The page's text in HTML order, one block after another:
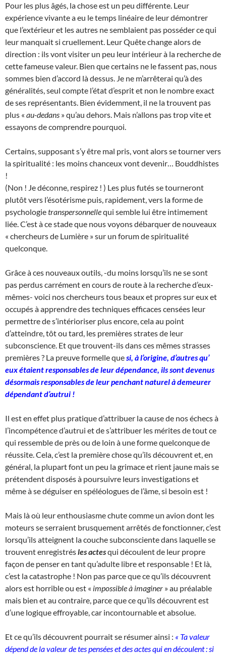
Pour les plus âgés, la chose est un peu différente. Leur
expérience vivante a eu le temps linéaire de leur démontrer
que l’extérieur et les autres ne semblaient pas posséder ce qui
leur manquait si cruellement. Leur Quête change alors de
direction : ils vont visiter un peu leur intérieur à la recherche de
cette fameuse valeur. Bien que certains ne le fassent pas, nous
sommes bien d’accord là dessus. Je ne m’arrêterai qu’à des
généralités, seul compte l’état d’esprit et non le nombre exact
de ses représentants. Bien évidemment, il ne la trouvent pas
plus « au-dedans » qu’au dehors. Mais n’allons pas trop vite et
essayons de comprendre pourquoi.
Certains, supposant s’y être mal pris, vont alors se tourner vers
la spiritualité : les moins chanceux vont devenir… Bouddhistes
!
(Non ! Je déconne, respirez ! ) Les plus futés se tourneront
plutôt vers l’ésotérisme puis, rapidement, vers la forme de
psychologietranspersonnellequi semble lui être intimement
liée. C’est à ce stade que nous voyons débarquer de nouveaux
« chercheurs de Lumière » sur un forum de spiritualité
quelconque.
Grâce à ces nouveaux outils, -du moins lorsqu’ils ne se sont
pas perdus carrément en cours de route à la recherche d’eux-
mêmes- voici nos chercheurs tous beaux et propres sur eux et
occupés à apprendre des techniques efficaces censées leur
permettre de s’intérioriser plus encore, cela au point
d’atteindre, tôt ou tard, les premières strates de leur
subconscience. Et que trouvent-ils dans ces mêmes strasses
premières ? La preuve formelle quesi, à l’origine, d’autres qu’
eux étaient responsables de leur dépendance, ils sont devenus
désormais responsables de leur penchant naturel à demeurer
dépendant d’autrui !
Il est en effet plus pratique d’attribuer la cause de nos échecs à
l’incompétence d’autrui et de s’attribuer les mérites de tout ce
qui ressemble de près ou de loin à une forme quelconque de
réussite. Cela, c’est la première chose qu’ils découvrent et, en
général, la plupart font un peu la grimace et rient jaune mais se
prétendent disposés à poursuivre leurs investigations et
même à se déguiser en spéléologues de l’âme, si besoin est !
Mais là où leur enthousiasme chute comme un avion dont les
moteurs se serraient brusquement arrêtés de fonctionner, c’est
lorsqu’ils atteignent la couche subconsciente dans laquelle se
trouvent enregistrésles actesqui découlent de leur propre
façon de penser en tant qu’adulte libre et responsable ! Et là,
c’est la catastrophe ! Non pas parce que ce qu’ils découvrent
alors est horrible ou est « impossible à imaginer » au préalable
mais bien et au contraire, parce que ce qu’ils découvrent est
d’une logique effroyable, car incontournable et absolue.
Et ce qu’ils découvrent pourrait se résumer ainsi : « Ta valeur
dépend de la valeur de tes pensées et des actes qui en découlent : si